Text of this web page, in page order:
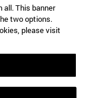
all. This banner
two options.
please visit